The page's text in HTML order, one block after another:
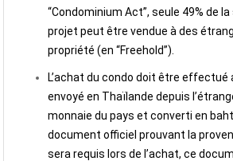
“Condominium Act”, seule 49% de
projet peut être vendue à des
propriété (en “Freehold”).
L’achat du condo doit être effectué
envoyé en Thaïlande depuis
monnaie du pays et converti en
document officiel prouvant la
sera requis lors de l’achat, ce